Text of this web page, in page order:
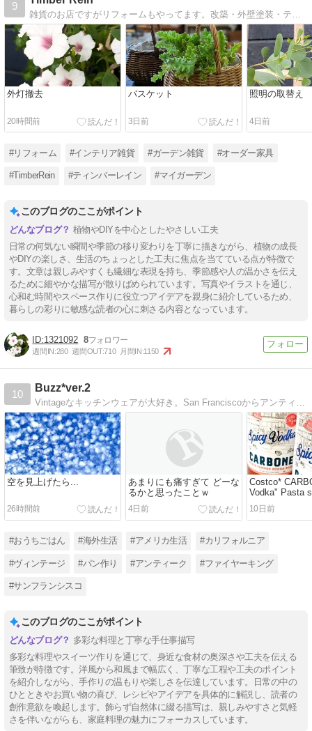
9
雑貨のお店ですがリフォームもやってます。改築・外壁塗装・テラス、カーポートなど・水回りもご相談くださいませ。
外灯撤去
20時間前
バスケット
3日前
照明の取替え
4日前
#リフォーム #インテリア雑貨 #ガーデン雑貨 #オーダー家具
#TimberRein #ティンバーレイン #マイガーデン
このブログのここがポイント
植物やDIYを中心としたやさしい工夫
日常の何気ない瞬間や季節の移り変わりを丁寧に描きながら、植物の成長
やDIYの楽しさ、生活のちょっとした工夫に焦点を当てている点が特徴で
す。文章は親しみやすくも繊細な表現を持ち、季節感や人の温かさを伝え
るために細やかな描写が散りばめられています。写真やイラストを通じ、
心和む時間やスペース作りに役立つアイデアを親身に紹介しているため、
暮らしの彩りに敏感な読者の心に刺さる内容となっています。
1321092 8
週間IN:280 週間OUT:710 月間IN:1150
10
Buzz*ver.2
空を見上げたら...
26時間前
あまりにも痛すぎて どーな
るかと思ったことｗ
4日前
Costco*
Vodka" Pasta
10日前
#おうちごはん #海外生活 #アメリカ生活 #カリフォルニア
#ヴィンテージ #パン作り #アンティーク #ファイヤーキング
#サンフランシスコ
このブログのここがポイント
多彩な料理と丁寧な手仕事描写
多彩な料理やスイーツ作りを通じて、身近な食材の奥深さや工夫を伝える
筆致が特徴です。洋風から和風まで幅広く、丁寧な工程や工夫のポイント
を紹介しながら、手作りの温もりや楽しさを伝達しています。日常の中の
ひとときやお買い物の喜び、レシピやアイデアを具体的に解説し、読者の
創作意欲を喚起します。飾らず自然体に綴る描写は、親しみやすさと気軽
さを伴いながらも、家庭料理の魅力にフォーカスしています。